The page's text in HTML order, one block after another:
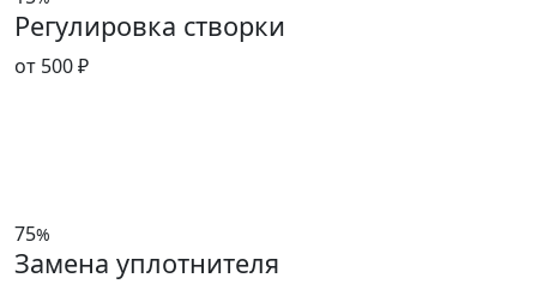
Регулировка створки
от 500 ₽
75%
Замена уплотнителя